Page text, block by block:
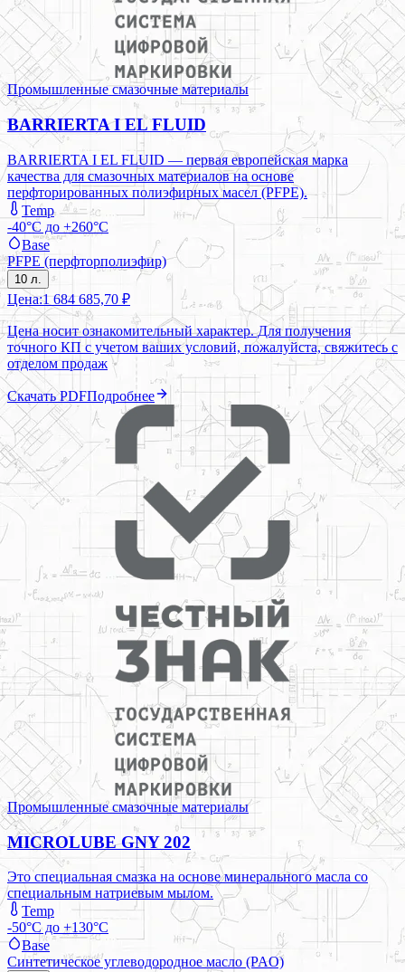
Промышленные смазочные материалы
BARRIERTA I EL FLUID
BARRIERTA I EL FLUID — первая европейская марка
качества для смазочных материалов на основе
перфторированных полиэфирных масел (PFPE).
Temp
-40°C до +260°C
Base
PFPE (перфторполиэфир)
10 л.
Цена:1 684 685,70 ₽
Цена носит ознакомительный характер. Для получения
точного КП с учетом ваших условий, пожалуйста, свяжитесь с
отделом продаж
Скачать PDFПодробнее
Промышленные смазочные материалы
MICROLUBE GNY 202
Это специальная смазка на основе минерального масла со
специальным натриевым мылом.
Temp
-50°C до +130°C
Base
Синтетическое углеводородное масло (PAO)